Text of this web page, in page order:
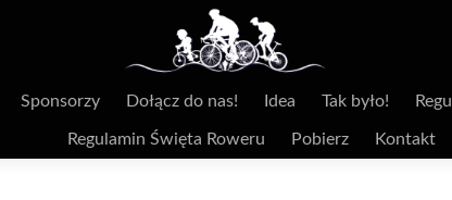
Sponsorzy Dołącz do nas! Idea Tak było!
Regulamin Święta Roweru Pobierz Kontakt